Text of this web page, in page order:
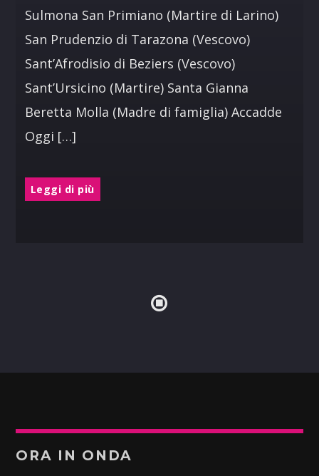
Sulmona San Primiano (Martire di Larino)
San Prudenzio di Tarazona (Vescovo)
Sant’Afrodisio di Beziers (Vescovo)
Sant’Ursicino (Martire) Santa Gianna
Beretta Molla (Madre di famiglia) Accadde
Oggi […]
Leggi di più
ORA IN ONDA